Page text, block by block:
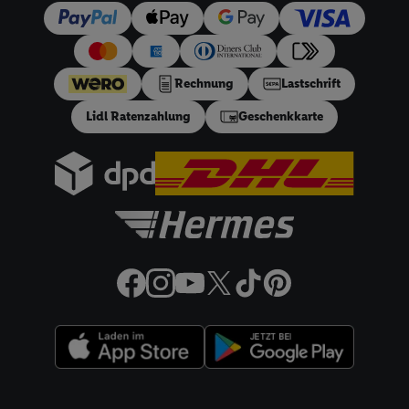
Rechnung Lastschrift
Lidl Ratenzahlung Geschenkkarte
Sofern Sie hier Ihre Zustimmung dazu erteilen und danach ein
Lidl Plus-Konto erstellen bzw. sich in Ihr bestehendes Lidl
Plus-Konto einloggen, kann darüber hinaus auch Ihre dort
angegebene E-Mail-Adresse von uns in gemeinsamer
Verantwortlichkeit mit einem der oben genannten Partner
verwendet werden, um daraus eine spezielle Online-Kennung
zu erstellen (die sogenannte EUID), die wir sodann ähnlich wie
die sogleich beschriebene Utiq-Kennung verwenden können,
um Sie in von Dritten betriebenen Diensten zu erkennen und
Ihnen personalisierte Werbung auszuspielen. Hierzu wird von
uns und einem der anderen oben genannten Partner auch Ihre
gemeinsamer Verantwortlichkeit verarbeitet.
IhremTelekommunikationsnetzbetreiber, die Utiq-Technologie
in den Lidl-Diensten einzusetzen. Utiq prüft zunächst anhand
Ihrer IP-Adresse, ob die Technologie für Sie verfügbar ist.